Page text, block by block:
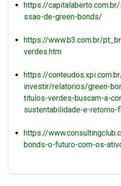
https://
ssao-de-green-bonds/
https://www.b3.com.br/
verdes.htm
https://
investir/relatorios/green-
titulos-verdes-buscam-a-
sustentabilidade-e-retorno-
https://
bonds-o-futuro-com-os-